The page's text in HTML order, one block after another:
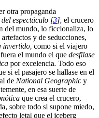
otra propaganda
espectáculo [3], el crucero
del mundo, lo ficcionaliza, lo
artefactos y de seducciones,
invertido, como si el viajero
el mundo el que desfilase
por excelencia. Todo eso
si el pasajero se hallase en el
de National Geographic y
en esa suerte de
que crea el crucero,
sobre todo si supone miedo,
letal que el iceberg